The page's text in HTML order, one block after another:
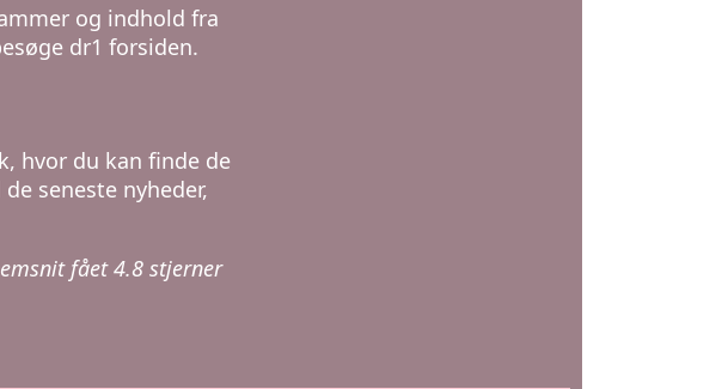
og indhold fra
dr1 forsiden.
hvor du kan finde de
seneste nyheder,
fået4.8 stjerner